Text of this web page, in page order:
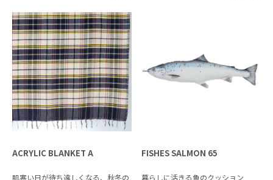
ACRYLIC BLANKET A
肌寒い日が待ち遠しくなる、秋冬の
FISHES SALMON 65
暮らしに活きる魚のクッション